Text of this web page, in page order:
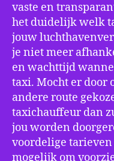
vaste en
het duidelijk welk
jouw
je niet meer
en wachttijd
taxi. Mocht er door
andere route
taxichauffeur dan
jou worden
voordelige
mogelijk om